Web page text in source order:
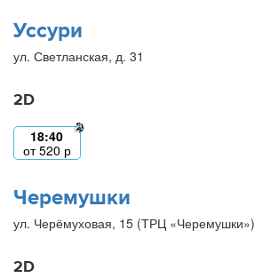
Уссури
ул. Светланская, д. 31
2D
18:40
от520 р
Черемушки
ул. Черёмуховая, 15 (ТРЦ «Черемушки»)
2D